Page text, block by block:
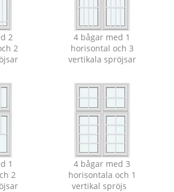
2
2
4 bågar med 1
horisontal och 3
vertikala spröjsar
1
2
4 bågar med 3
horisontala och 1
vertikal spröjs⠀